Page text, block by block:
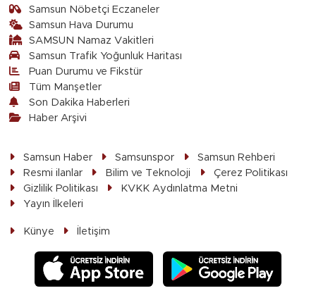
Samsun Nöbetçi Eczaneler
Samsun Hava Durumu
SAMSUN Namaz Vakitleri
Samsun Trafik Yoğunluk Haritası
Puan Durumu ve Fikstür
Tüm Manşetler
Son Dakika Haberleri
Haber Arşivi
Samsun Haber Samsunspor
Samsun Rehberi
Resmi ilanlar
Bilim ve Teknoloji
Çerez Politikası
Gizlilik Politikası
KVKK Aydınlatma Metni
Yayın İlkeleri
Künye İletişim